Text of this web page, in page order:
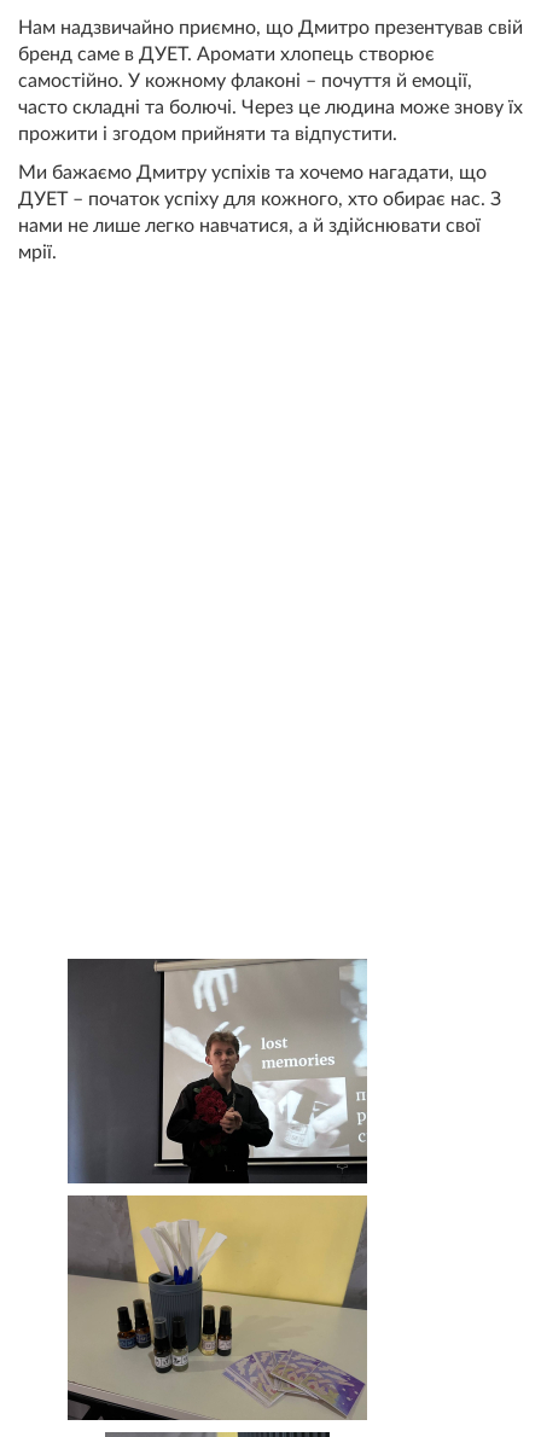
Нам надзвичайно приємно, що Дмитро презентував свій
бренд саме в ДУЕТ. Аромати хлопець створює
самостійно. У кожному флаконі – почуття й емоції,
часто складні та болючі. Через це людина може знову їх
прожити і згодом прийняти та відпустити.
Ми бажаємо Дмитру успіхів та хочемо нагадати, що
ДУЕТ – початок успіху для кожного, хто обирає нас. З
нами не лише легко навчатися, а й здійснювати свої
мрії.